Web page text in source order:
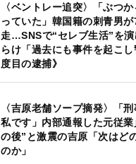
〈ベントレー追突〉「ぶつ
っていた」韓国籍の刺青男
走…SNSで“セレブ生活”を
らけ「過去にも事件を起こ
度目の逮捕》
〈吉原老舗ソープ摘発〉「
私です」内部通報した元従
の後”と激震の吉原「次はど
のか」